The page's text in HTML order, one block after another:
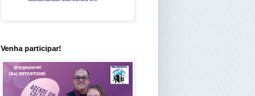
Venha participar!